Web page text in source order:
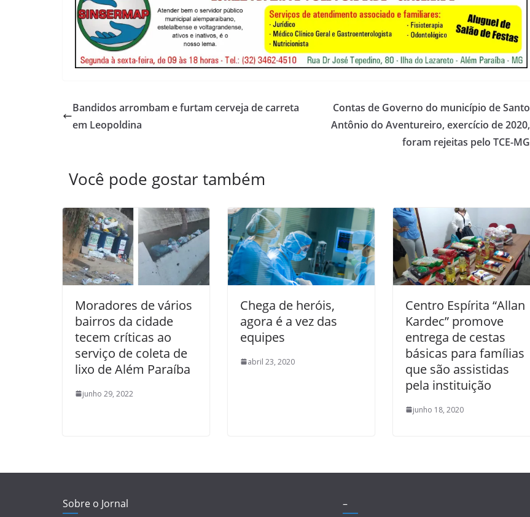
Bandidos arrombam e furtam cerveja de carreta
em Leopoldina
Contas de Governo do município de Santo
Antônio do Aventureiro, exercício de 2020,
foram rejeitas pelo TCE-MG
Você pode gostar também
Moradores de vários
bairros da cidade
tecem críticas ao
serviço de coleta de
lixo de Além Paraíba
junho 29, 2022
Chega de heróis,
agora é a vez das
equipes
abril 23, 2020
Centro Espírita “Allan
Kardec” promove
entrega de cestas
básicas para famílias
que são assistidas
pela instituição
junho 18, 2020
Sobre o Jornal –